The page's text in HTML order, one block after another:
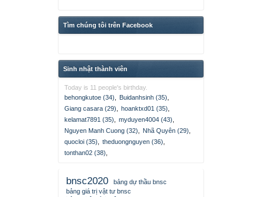
Tìm chúng tôi trên Facebook
Sinh nhật thành viên
Today is 11 people's birthday.
behongkutoe (34)
Buidanhsinh (35)
Giang casara (29)
hoanktxd01 (35)
kelamat7891 (35)
myduyen4004 (43)
Nguyen Manh Cuong (32)
Nhã Quyên (29)
quocloi (35)
theduongnguyen (36)
tonthan02 (38)
bnsc2020
bảng dự thầu bnsc
bảng giá trị vật tư bnsc